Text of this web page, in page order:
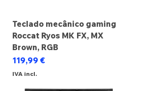
Teclado mecânico gaming
Roccat Ryos MK FX, MX
Brown, RGB
Preço
119,99 €
IVA incl.